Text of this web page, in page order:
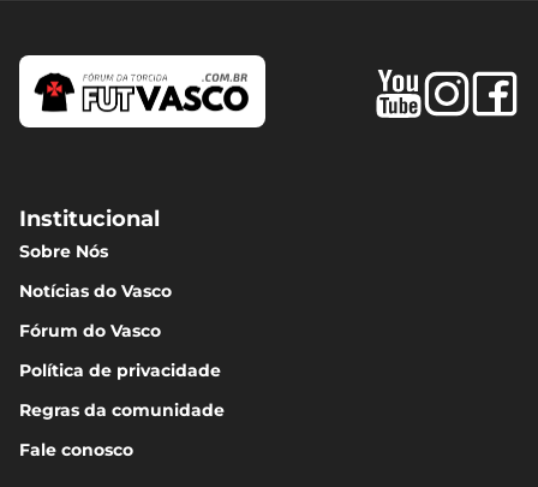
Institucional
Sobre Nós
Notícias do Vasco
Fórum do Vasco
Política de privacidade
Regras da comunidade
Fale conosco